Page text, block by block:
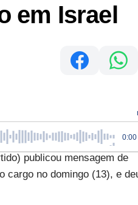
em Israel
0:00
publicou mensagem de
cargo no domingo (13), e